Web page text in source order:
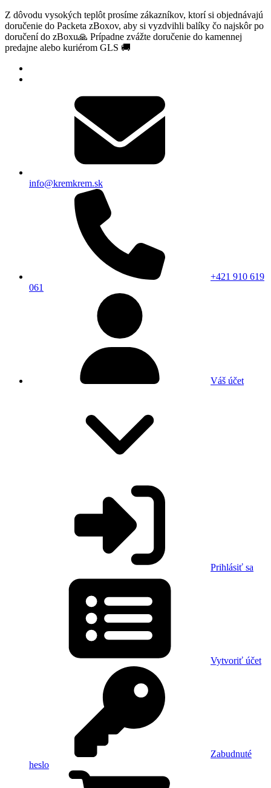
Z dôvodu vysokých teplôt prosíme zákazníkov, ktorí si objednávajú
doručenie do Packeta zBoxov, aby si vyzdvihli balíky čo najskôr po
doručení do zBoxu🙏 Prípadne zvážte doručenie do kamennej
predajne alebo kuriérom GLS 🚚
info@kremkrem.sk
+421 910 619
061
Váš účet
Prihlásiť sa
Vytvoriť účet
Zabudnuté
heslo